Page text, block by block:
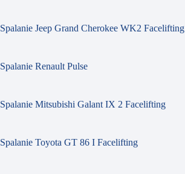
Spalanie Jeep Grand Cherokee WK2 Facelifting
Spalanie Renault Pulse
Spalanie Mitsubishi Galant IX 2 Facelifting
Spalanie Toyota GT 86 I Facelifting